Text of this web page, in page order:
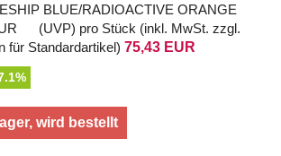
BLUE/RADIOACTIVE ORANGE
(UVP) pro Stück (inkl. MwSt. zzgl.
für Standardartikel) 75,43 EUR
wird bestellt